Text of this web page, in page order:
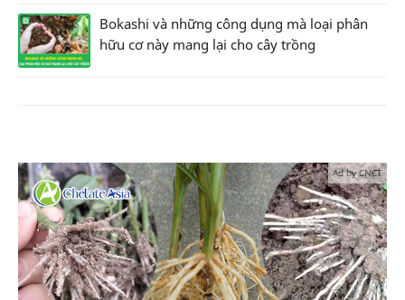
Bokashi và những công dụng mà loại phân
hữu cơ này mang lại cho cây trồng
Ad by CNCT